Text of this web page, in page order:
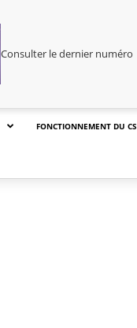
Consulter le dernier numéro
FONCTIONNEMENT DU